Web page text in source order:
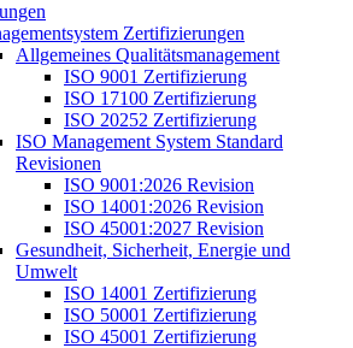
Zertifizierungen
Allgemeines Qualitätsmanagement
ISO 9001 Zertifizierung
ISO 17100 Zertifizierung
ISO 20252 Zertifizierung
ISO Management System Standard
Revisionen
ISO 9001:2026 Revision
ISO 14001:2026 Revision
ISO 45001:2027 Revision
Gesundheit, Sicherheit, Energie und
Umwelt
ISO 14001 Zertifizierung
ISO 50001 Zertifizierung
ISO 45001 Zertifizierung